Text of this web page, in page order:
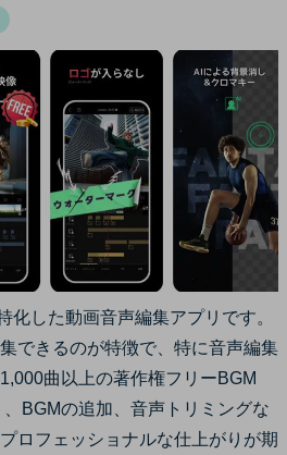
化した動画音声編集アプリです。
できるのが特徴で、特に音声編集
曲以上の著作権フリーBGM
BGMの追加、音声トリミングな
ロフェッショナルな仕上がりが期